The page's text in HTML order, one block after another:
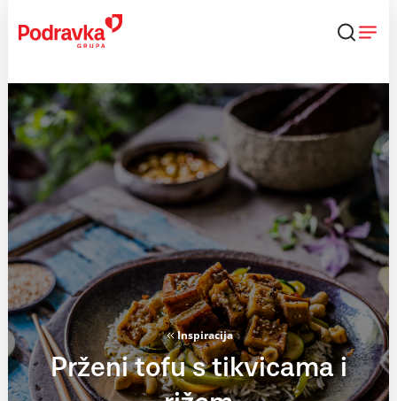
content
Inspiracija
Prženi tofu s tikvicama i